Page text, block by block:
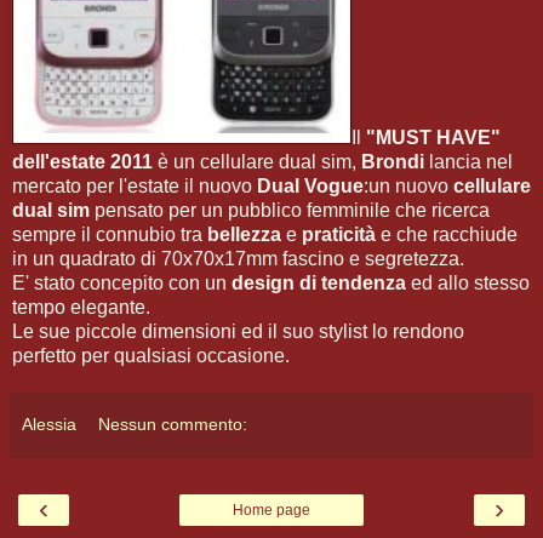
"MUST HAVE"
dell'estate 2011 è un cellulare dual sim, Brondi lancia nel
mercato per l'estate il nuovo Dual Vogue:un nuovo cellulare
dual sim pensato per un pubblico femminile che ricerca
sempre il connubio tra bellezza e praticità e che racchiude
in un quadrato di 70x70x17mm fascino e segretezza.
E' stato concepito con un design di tendenza ed allo stesso
tempo elegante.
Le sue piccole dimensioni ed il suo stylist lo rendono
perfetto per qualsiasi occasione.
Alessia Nessun commento:
‹ ›
Home page